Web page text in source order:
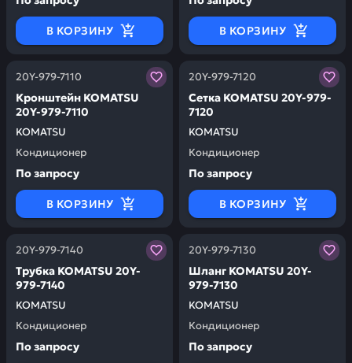
В КОРЗИНУ В КОРЗИНУ
20Y-979-7110
KOMATSU
Кронштейн KOMATSU
20Y-979-7110
Кондиционер
Заказывая запчасти у нас, вы получаете гарантию
По запросу
В КОРЗИНУ
20Y-979-7120
KOMATSU
Сетка KOMATSU 20Y-979-
7120
Кондиционер
Заказывая запчасти у
По запросу
В КОРЗИНУ
20Y-979-7140
KOMATSU
Трубка KOMATSU 20Y-
979-7140
Кондиционер
Заказывая запчасти у нас, вы получаете гарантию
По запросу
20Y-979-7130
KOMATSU
Шланг KOMATSU 20Y-
979-7130
Кондиционер
Заказывая запчасти у
По запросу